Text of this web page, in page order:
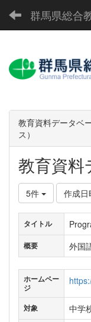
群馬県総合
教育資料データベ
ス）
教育資料
5件 作成日
タイトル
概要 外国
ホームペー
ジ
対象 中学